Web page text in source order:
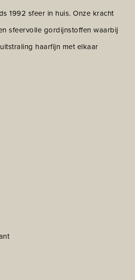
1992 sfeer in huis. Onze kracht
sfeervolle gordijnstoffen waarbij
haarfijn met elkaar